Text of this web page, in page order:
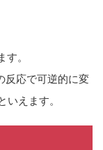
。
反応で可逆的に変
いえます。